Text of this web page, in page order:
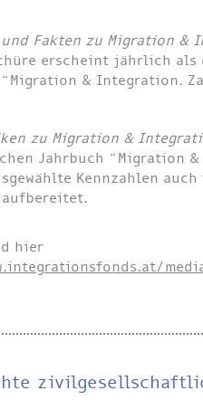
Fakten zu Migration &
erscheint jährlich
& Integration.
zu Migration &
Jahrbuch “Migration
Kennzahlen
aufbereitet.
hier